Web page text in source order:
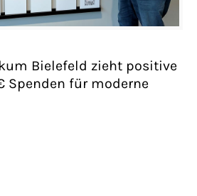
Bielefeld zieht positive
Spenden für moderne